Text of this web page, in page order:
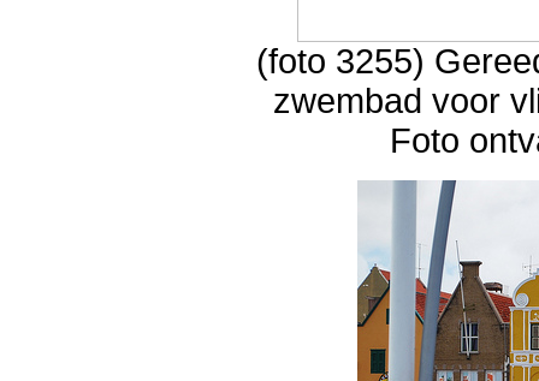
(foto 3255)
zwembad voor
Foto